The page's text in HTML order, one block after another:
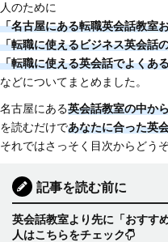
人のために
「名古屋にある転職英会話教室
「転職に使えるビジネス英会話
「転職に使える英会話でよくあ
などについてまとめました。
名古屋にある英会話教室の中か
を読むだけであなたに合った英
それではさっそく目次からどう
記事を読む前に
英会話教室より先に「おすす
人はこちらをチェック